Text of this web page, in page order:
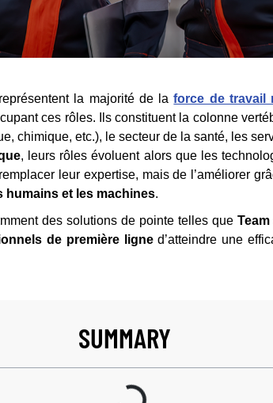
la majorité de laforce de travail
ces rôles. Ils constituent la colonne
chimique, etc.), le secteur de la santé, les
, leurs rôles évoluent alors que les
leur expertise, mais de l’améliorer
humains et les machines.
des solutions de pointe telles que
de première ligned’atteindre une
SUMMARY